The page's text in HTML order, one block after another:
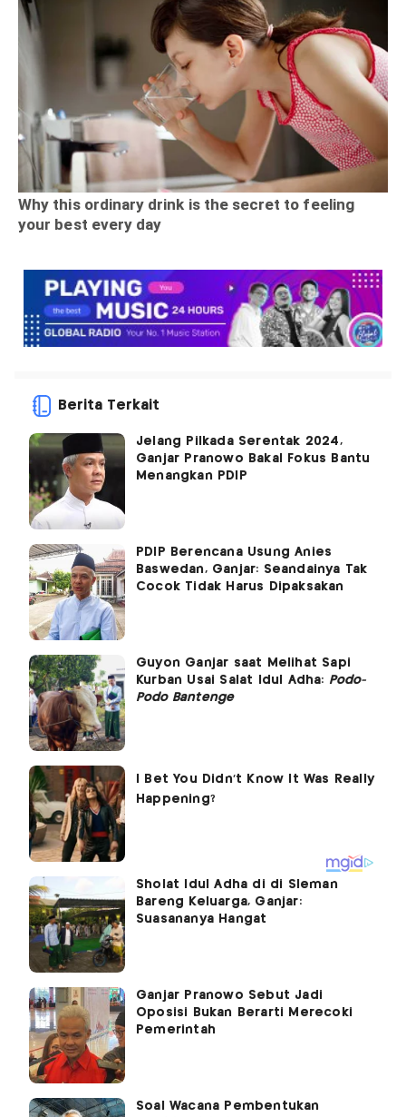
Berita Terkait
Jelang Pilkada Serentak 2024,
Ganjar Pranowo Bakal Fokus Bantu
Menangkan PDIP
PDIP Berencana Usung Anies
Baswedan, Ganjar: Seandainya Tak
Cocok Tidak Harus Dipaksakan
Guyon Ganjar saat Melihat Sapi
Kurban Usai Salat Idul Adha: Podo-
Podo Bantenge
Sholat Idul Adha di di Sleman
Bareng Keluarga, Ganjar:
Suasananya Hangat
Ganjar Pranowo Sebut Jadi
Oposisi Bukan Berarti Merecoki
Pemerintah
Soal Wacana Pembentukan